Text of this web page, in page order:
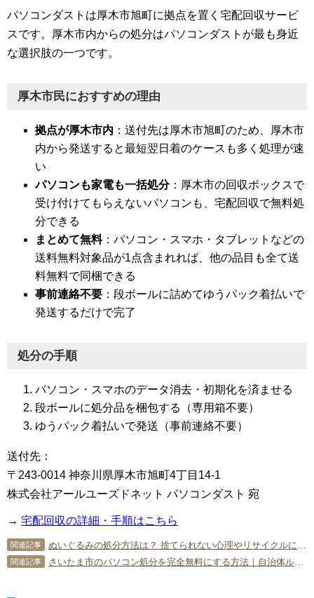
パソコンダストは厚木市旭町に拠点を置く宅配回収サービ
スです。厚木市内からの処分はパソコンダストが最も身近
な選択肢の一つです。
厚木市民におすすめの理由
拠点が厚木市内 ：送付先は厚木市旭町のため、厚木市
内から発送すると最短翌日着のケースも多く処理が速
い
パソコンも家電も一括処分：厚木市の回収ボックスで
受け付けてもらえないパソコンも、宅配回収で無料処
分できる
まとめて無料：パソコン・スマホ・タブレットなどの
送料無料対象品が1点含まれれば、他の品目も全て送
料無料で同梱できる
事前連絡不要 ：段ボールに詰めてゆうパック着払いで
発送するだけで完了
処分の手順
パソコン・スマホのデータ消去・初期化を済ませる
段ボールに処分品を梱包する（専用箱不要）
ゆうパック着払いで発送（事前連絡不要）
送付先：
〒243-0014 神奈川県厚木市旭町4丁目14-1
株式会社アールユーズドネット パソコンダスト 宛
→ 宅配回収の詳細・手順はこちら
関連記事
関連記事